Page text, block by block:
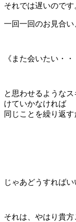
それでは遅いのです
一回一回のお見合い
《また会いたい・・
と思わせるような
けていかなければ
同じことを繰り返す
じゃあどうすればい
それは、やはり貴